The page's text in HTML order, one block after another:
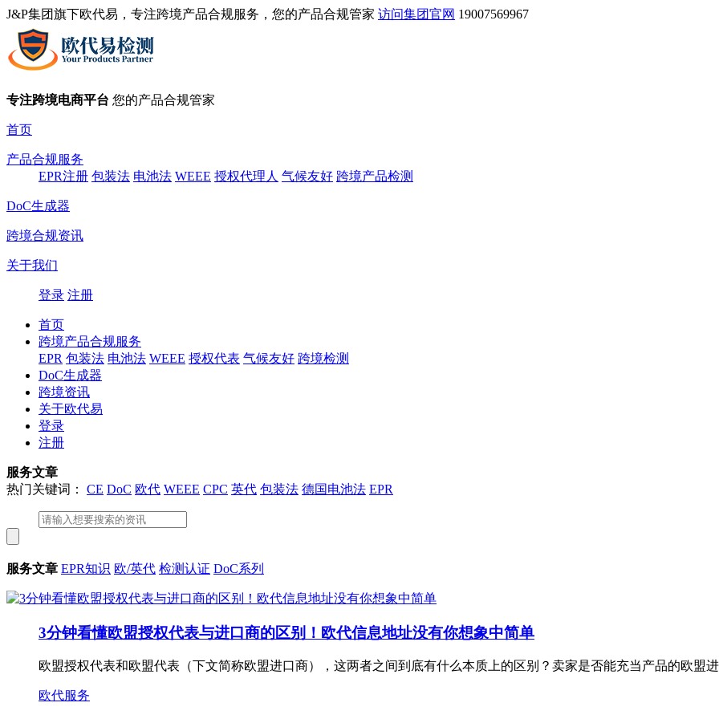
J&P集团旗下欧代易，专注跨境产品合规服务，您的产品合规管家 访问集团官网 19007569967
专注跨境电商平台 您的产品合规管家
首页
产品合规服务
EPR注册 包装法 电池法 WEEE 授权代理人 气候友好 跨境产品检测
DoC生成器
跨境合规资讯
关于我们
登录 注册
首页
跨境产品合规服务
EPR 包装法 电池法 WEEE 授权代表 气候友好 跨境检测
DoC生成器
跨境资讯
关于欧代易
登录
注册
服务文章
热门关键词： CE DoC 欧代 WEEE CPC 英代 包装法 德国电池法 EPR
服务文章 EPR知识 欧/英代 检测认证 DoC系列
3分钟看懂欧盟授权代表与进口商的区别！欧代信息地址没有你想象中简单
欧盟授权代表和欧盟代表（下文简称欧盟进口商），这两者之间到底有什么本质上的区别？卖家是否能充当产品的欧盟
欧代服务